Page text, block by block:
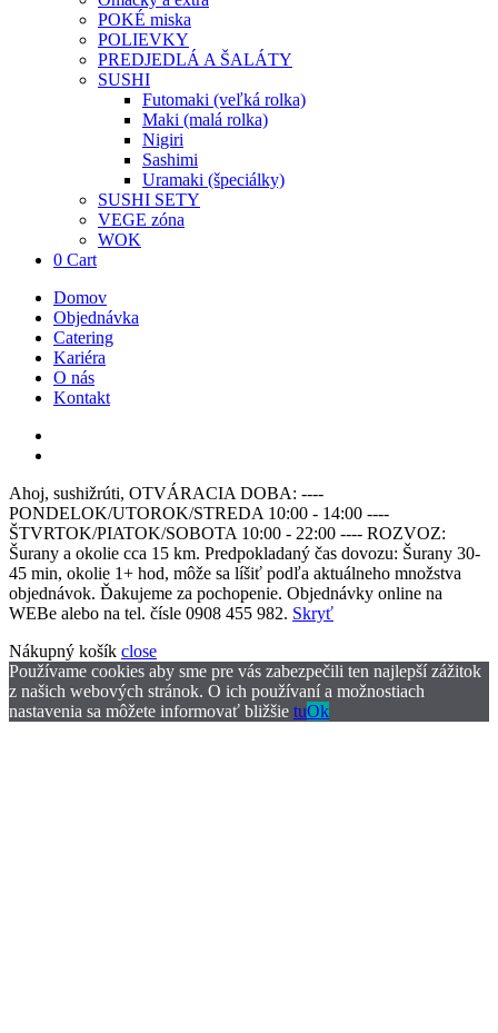
POKÉ miska
POLIEVKY
PREDJEDLÁ A ŠALÁTY
SUSHI
Futomaki (veľká rolka)
Maki (malá rolka)
Nigiri
Sashimi
Uramaki (špeciálky)
SUSHI SETY
VEGE zóna
WOK
0 Cart
Domov
Objednávka
Catering
Kariéra
O nás
Kontakt
Ahoj, sushižrúti, OTVÁRACIA DOBA: ----
PONDELOK/UTOROK/STREDA 10:00 - 14:00 ----
ŠTVRTOK/PIATOK/SOBOTA 10:00 - 22:00 ---- ROZVOZ:
Šurany a okolie cca 15 km. Predpokladaný čas dovozu: Šurany 30-
45 min, okolie 1+ hod, môže sa líšiť podľa aktuálneho množstva
objednávok. Ďakujeme za pochopenie. Objednávky online na
WEBe alebo na tel. čísle 0908 455 982. Skryť
Nákupný košík close
Používame cookies aby sme pre vás zabezpečili ten najlepší zážitok
z našich webových stránok. O ich používaní a možnostiach
nastavenia sa môžete informovať bližšie tuOk